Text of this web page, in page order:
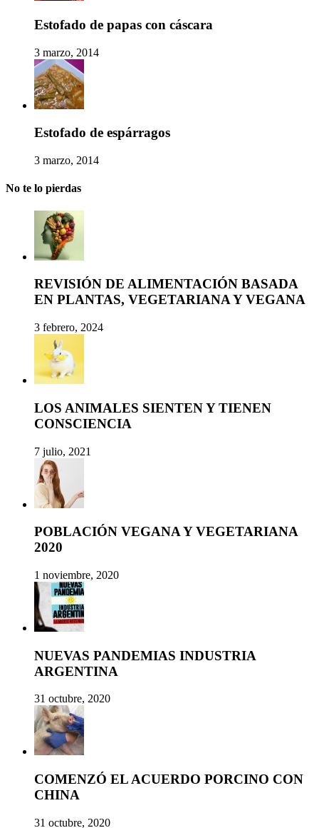
Estofado de papas con cáscara
3 marzo, 2014
Estofado de espárragos
3 marzo, 2014
No te lo pierdas
REVISIÓN DE ALIMENTACIÓN BASADA
EN PLANTAS, VEGETARIANA Y VEGANA
3 febrero, 2024
LOS ANIMALES SIENTEN Y TIENEN
CONSCIENCIA
7 julio, 2021
POBLACIÓN VEGANA Y VEGETARIANA
2020
1 noviembre, 2020
NUEVAS PANDEMIAS INDUSTRIA
ARGENTINA
31 octubre, 2020
COMENZÓ EL ACUERDO PORCINO CON
CHINA
31 octubre, 2020